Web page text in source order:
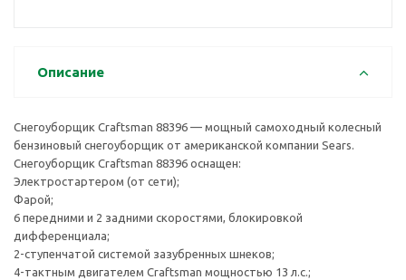
Описание
Снегоуборщик Craftsman 88396 — мощный самоходный колесный
бензиновый снегоуборщик от американской компании Sears.
Снегоуборщик Craftsman 88396 оснащен:
Электростартером (от сети);
Фарой;
6 передними и 2 задними скоростями, блокировкой
дифференциала;
2-ступенчатой системой зазубренных шнеков;
4-тактным двигателем Craftsman мощностью 13 л.с.;